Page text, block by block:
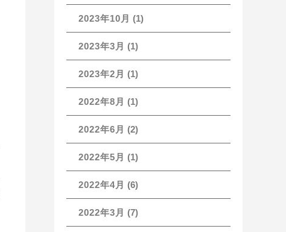
2023年10月 (1)
2023年3月 (1)
2023年2月 (1)
2022年8月 (1)
2022年6月 (2)
2022年5月 (1)
2022年4月 (6)
2022年3月 (7)